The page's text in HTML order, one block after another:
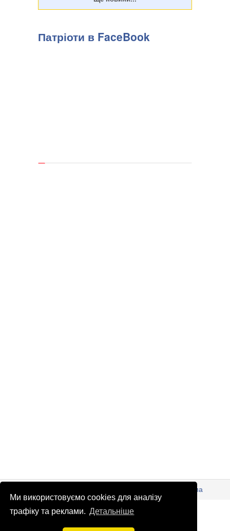
Ми використовуємо cookies для аналізу
трафіку та реклами. Детальніше
Патріоти в FaceBook
Реклама
info@patrioty.org.ua